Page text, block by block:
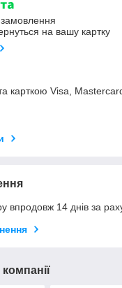
на вашу картку
карткою Visa,
впродовж 14 днів за